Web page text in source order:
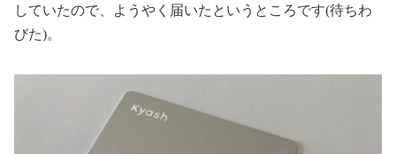
していたので、ようやく届いたというところです(待ちわ
びた)。